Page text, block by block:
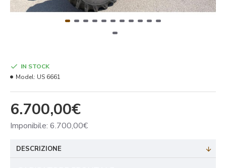
6.700,00€
Imponibile: 6.700,00€
IN STOCK
Model: US 6661
DESCRIZIONE